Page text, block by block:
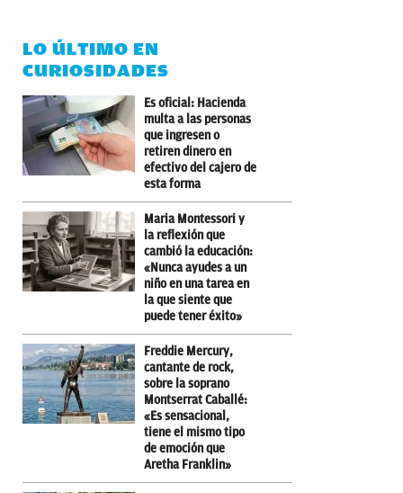
LO ÚLTIMO EN
CURIOSIDADES
Es oficial: Hacienda
multa a las personas
que ingresen o
retiren dinero en
efectivo del cajero de
esta forma
Maria Montessori y
la reflexión que
cambió la educación:
«Nunca ayudes a un
niño en una tarea en
la que siente que
puede tener éxito»
Freddie Mercury,
cantante de rock,
sobre la soprano
Montserrat Caballé:
«Es sensacional,
tiene el mismo tipo
de emoción que
Aretha Franklin»